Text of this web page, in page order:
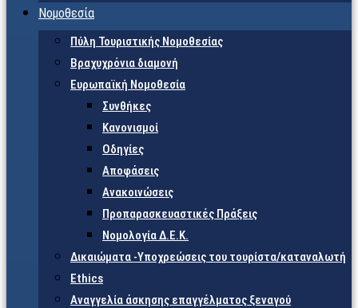
Νομοθεσία
Πύλη Τουριστικής Νομοθεσίας
Βραχυχρόνια διαμονή
Ευρωπαϊκή Νομοθεσία
Συνθήκες
Κανονισμοί
Οδηγίες
Αποφάσεις
Ανακοινώσεις
Προπαρασκευαστικές Πράξεις
Νομολογία Δ.Ε.Κ.
Δικαιώματα -Υποχρεώσεις του τουρίστα/καταναλωτή
Ethics
Αναγγελία άσκησης επαγγέλματος ξεναγού